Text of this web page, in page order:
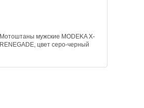
Мотоштаны мужские MODEKA X-
RENEGADE, цвет серо-черный